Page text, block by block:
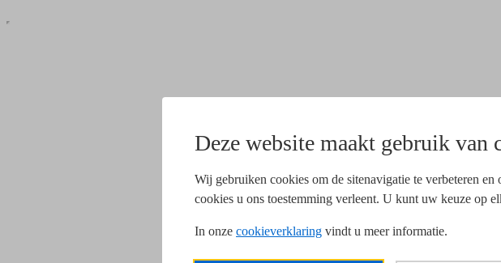
Deze website maakt gebruik van
Wij gebruiken cookies om de sitenavigatie te verbeteren
cookies u ons toestemming verleent. U kunt uw keuze op
In onze cookieverklaring vindt u meer informatie.